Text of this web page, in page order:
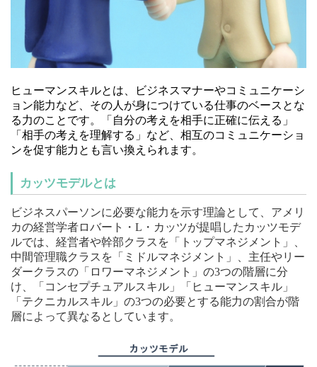
ヒューマンスキルとは、ビジネスマナーやコミュニケーシ
ョン能力など、その人が身につけている仕事のベースとな
る力のことです。「自分の考えを相手に正確に伝える」
「相手の考えを理解する」など、相互のコミュニケーショ
ンを促す能力とも言い換えられます。
カッツモデルとは
ビジネスパーソンに必要な能力を示す理論として、アメリ
カの経営学者ロバート・L・カッツが提唱したカッツモデ
ルでは、経営者や幹部クラスを「トップマネジメント」、
中間管理職クラスを「ミドルマネジメント」、主任やリー
ダークラスの「ロワーマネジメント」の3つの階層に分
け、「コンセプチュアルスキル」「ヒューマンスキル」
「テクニカルスキル」の3つの必要とする能力の割合が階
層によって異なるとしています。